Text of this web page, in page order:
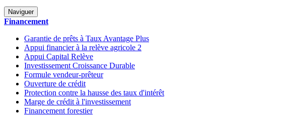
Naviguer
Financement
Garantie de prêts à Taux Avantage Plus
Appui financier à la relève agricole 2
Appui Capital Relève
Investissement Croissance Durable
Formule vendeur-prêteur
Ouverture de crédit
Protection contre la hausse des taux d'intérêt
Marge de crédit à l'investissement
Financement forestier